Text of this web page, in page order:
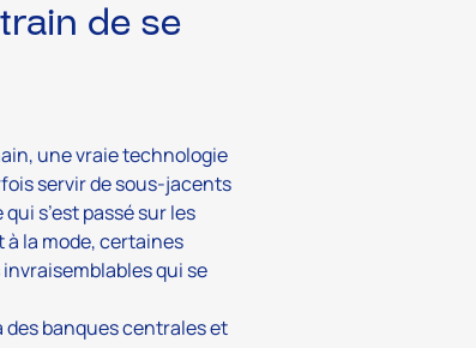
de se
une vraie technologie
servir de sous-jacents
s’est passé sur les
la mode, certaines
qui se
des banques centrales et